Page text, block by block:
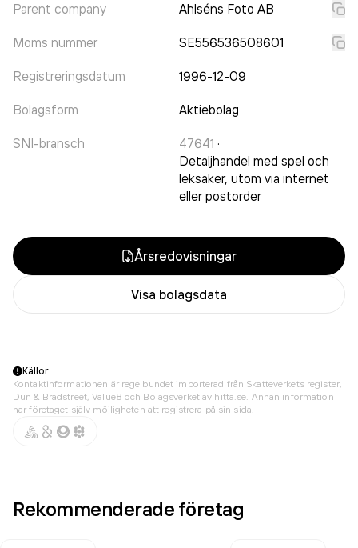
Parent company Ahlséns Foto AB
Moms nummer SE556536508601
Registreringsdatum 1996-12-09
Bolagsform Aktiebolag
SNI-bransch 47641 ·
Detaljhandel med spel och
leksaker, utom via internet
eller postorder
Årsredovisningar
Visa bolagsdata
Källor
Kontaktinformationen är regelbundet importerad från Skatteverkets register,
Dun & Bradstreet, Value8 och Bolagsverket av hitta.se. Annan information
har företaget själv möjligheten att registrera på sin sida.
Rekommenderade företag